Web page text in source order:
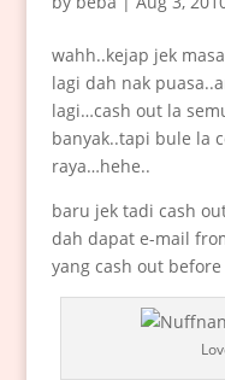
wahh..kejap jek
lagi dah nak
lagi…cash out la
banyak..tapi bule la
raya…hehe..
baru jek tadi cash
dah dapat e-mail
yang cash out